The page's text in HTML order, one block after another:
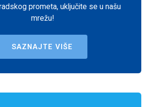
prometa, uključite se u našu
mrežu!
SAZNAJTE VIŠE